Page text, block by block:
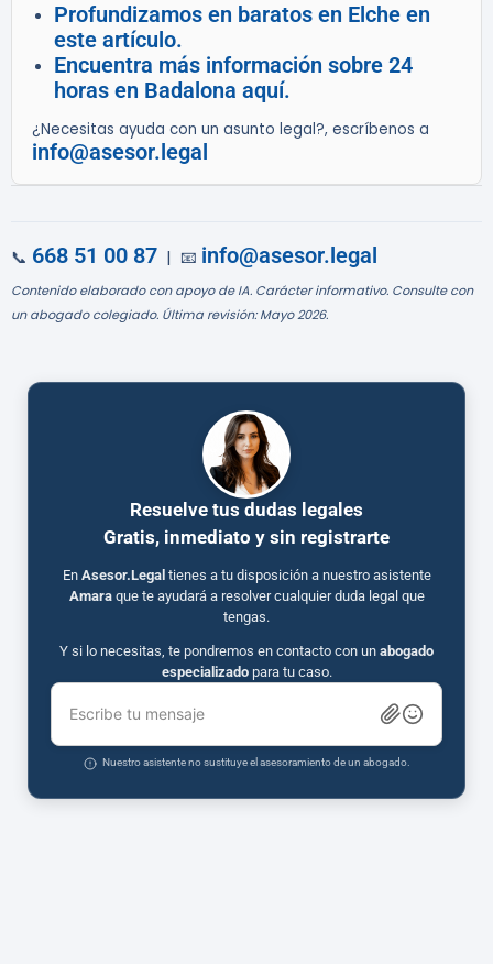
Profundizamos en baratos en Elche en
este artículo.
Encuentra más información sobre 24
horas en Badalona aquí.
¿Necesitas ayuda con un asunto legal?, escríbenos a
info@asesor.legal
📞 668 51 00 87 | 📧 info@asesor.legal
Contenido elaborado con apoyo de IA. Carácter informativo. Consulte con
un abogado colegiado. Última revisión: Mayo 2026.
Resuelve tus dudas legales
Gratis, inmediato y sin registrarte
En Asesor.Legal tienes a tu disposición a nuestro asistente
Amaraque te ayudará a resolver cualquier duda legal que
tengas.
Y si lo necesitas, te pondremos en contacto con un abogado
especializadopara tu caso.
Escribe tu mensaje
Nuestro asistente no sustituye el asesoramiento de un abogado.